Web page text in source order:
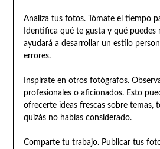
Analiza tus fotos. Tómate el tiempo
Identifica qué te gusta y qué puedes
ayudará a desarrollar un estilo
errores.
Inspírate en otros fotógrafos.
profesionales o aficionados. Esto
ofrecerte ideas frescas sobre temas,
quizás no habías considerado.
Comparte tu trabajo. Publicar tus